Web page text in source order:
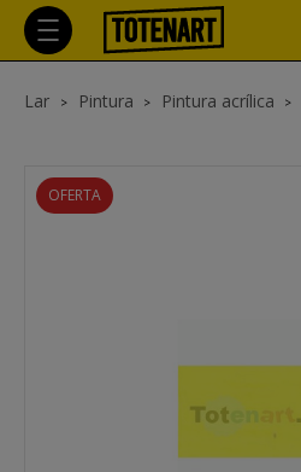
Lar Pintura Pintura acrílica
OFERTA